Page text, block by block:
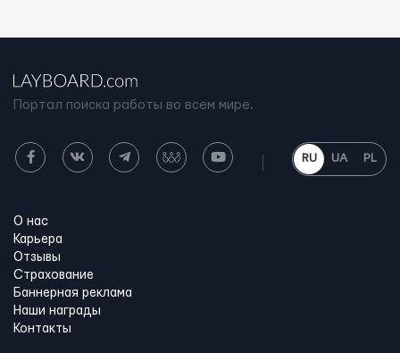
Портал поиска работы во всем мире.
RU UA PL
О нас
Карьера
Отзывы
Страхование
Баннерная реклама
Наши награды
Контакты